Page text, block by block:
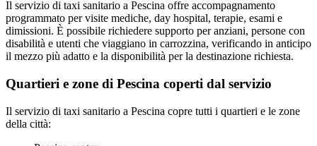
Il servizio di taxi sanitario a Pescina offre accompagnamento
programmato per visite mediche, day hospital, terapie, esami e
dimissioni. È possibile richiedere supporto per anziani, persone con
disabilità e utenti che viaggiano in carrozzina, verificando in anticipo
il mezzo più adatto e la disponibilità per la destinazione richiesta.
Quartieri e zone di Pescina coperti dal servizio
Il servizio di taxi sanitario a Pescina copre tutti i quartieri e le zone
della città: